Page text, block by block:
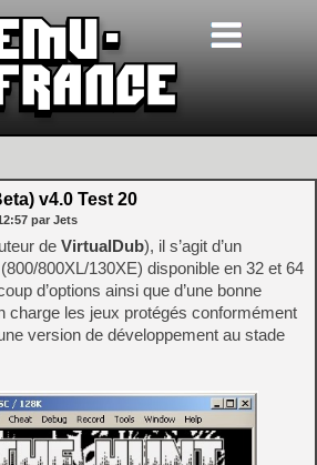
v4.0 Test 20
par Jets
de VirtualDub), il s’agit d’un
800XL/130XE) disponible en 32 et 64
d’options ainsi que d’une bonne
charge les jeux protégés conformément
version de développement au stade